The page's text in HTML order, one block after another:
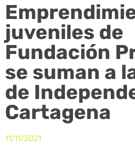
juveniles de
Fundación
se suman a
de
Cartagena
11/11/2021